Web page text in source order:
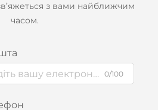
з вами найближчим
часом.
0/100